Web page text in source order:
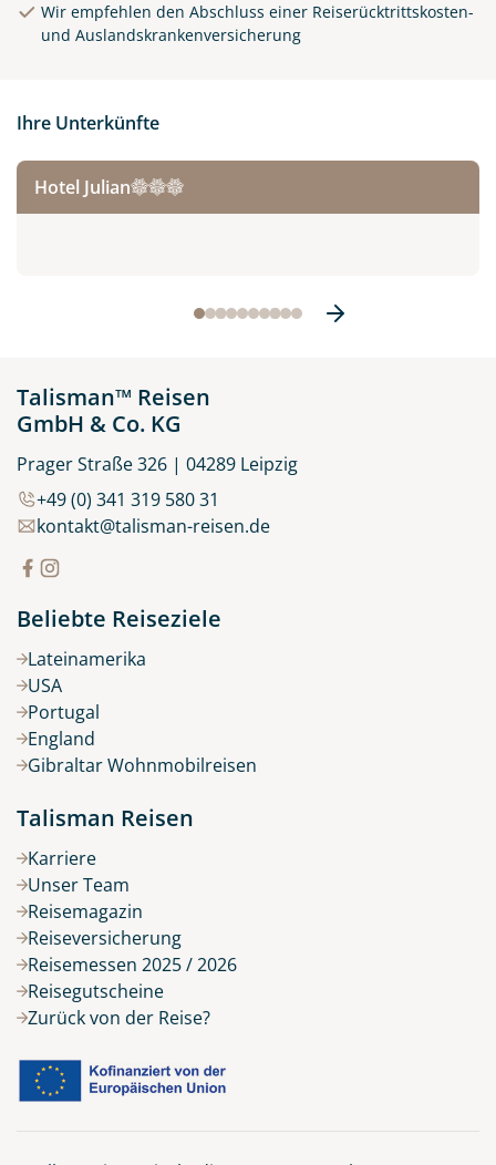
Wir empfehlen den Abschluss einer Reiserücktrittskosten-
und Auslandskrankenversicherung
Ihre Unterkünfte
Hotel Julian
Talisman™ Reisen
GmbH & Co. KG
Prager Straße 326 | 04289 Leipzig
+49 (0) 341 319 580 31
kontakt@talisman-reisen.de
Beliebte Reiseziele
Lateinamerika
USA
Portugal
England
Gibraltar Wohnmobilreisen
Talisman Reisen
Karriere
Unser Team
Reisemagazin
Reiseversicherung
Reisemessen 2025 / 2026
Reisegutscheine
Zurück von der Reise?